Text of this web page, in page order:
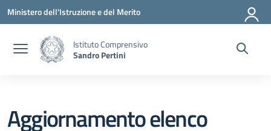
Vai ai contenuti
Vai al menu di navigazione
Vai al footer
Ministero dell'Istruzione e del Merito
Istituto Comprensivo
Sandro Pertini
Aggiornamento elenco